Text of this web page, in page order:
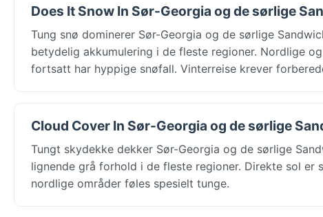
Does It Snow In Sør-Georgia og de sørlige
Tung snø dominerer Sør-Georgia og de sørlige
betydelig akkumulering i de fleste regioner. Nordlige
fortsatt har hyppige snøfall. Vinterreise krever
Cloud Cover In Sør-Georgia og de sørlige
Tungt skydekke dekker Sør-Georgia og de sørlige
lignende grå forhold i de fleste regioner. Direkte sol er
nordlige områder føles spesielt tunge.